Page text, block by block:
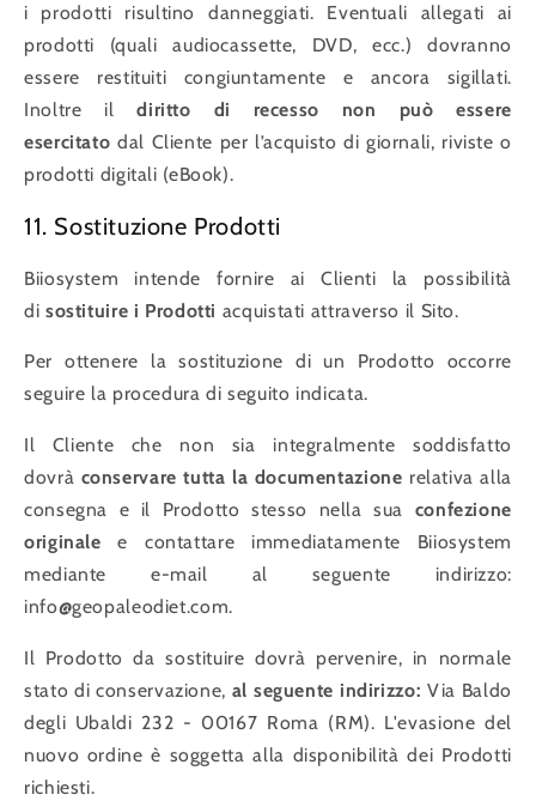
i prodotti risultino danneggiati. Eventuali allegati ai
prodotti (quali audiocassette, DVD, ecc.) dovranno
essere restituiti congiuntamente e ancora sigillati.
Inoltre il
diritto di recesso non può essere
esercitato dal Cliente per l’acquisto di giornali, riviste o
prodotti digitali (eBook).
11. Sostituzione Prodotti
Biiosystem intende fornire ai Clienti la possibilità
di sostituire i Prodotti acquistati attraverso il Sito.
Per ottenere la sostituzione di un Prodotto occorre
seguire la procedura di seguito indicata.
Il Cliente che non sia integralmente soddisfatto
dovrà conservare tutta la documentazione relativa alla
consegna e il Prodotto stesso nella sua confezione
originale e contattare immediatamente Biiosystem
mediante e-mail al seguente indirizzo:
info@geopaleodiet.com.
Il Prodotto da sostituire dovrà pervenire, in normale
stato di conservazione, al seguente indirizzo: Via Baldo
degli Ubaldi 232 - 00167 Roma (RM). L'evasione del
nuovo ordine è soggetta alla disponibilità dei Prodotti
richiesti.